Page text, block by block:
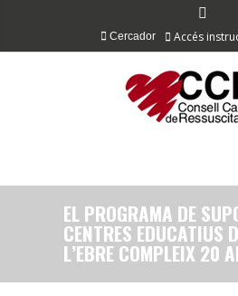
Accés
Cercador
EL PROGRAMA DE
CENTRES EDUCATIUS
L’EBRE COMPLEIX 20